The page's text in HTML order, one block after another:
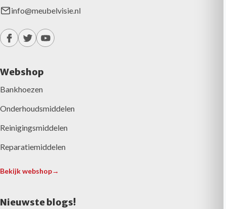
info@meubelvisie.nl
Webshop
Bankhoezen
Onderhoudsmiddelen
Reinigingsmiddelen
Reparatiemiddelen
Bekijk webshop→
Nieuwste blogs!